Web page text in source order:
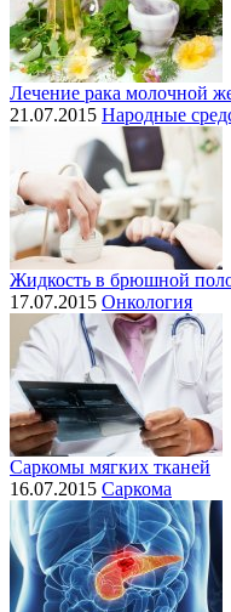
Лечение рака молочной
21.07.2015 Народные
Жидкость в брюшной
17.07.2015 Онкология
Саркомы мягких тканей
16.07.2015 Саркома